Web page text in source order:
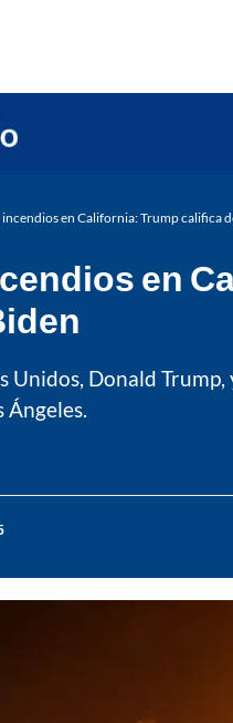
incendios en California: Trump califica
en
Unidos, Donald
Ángeles.